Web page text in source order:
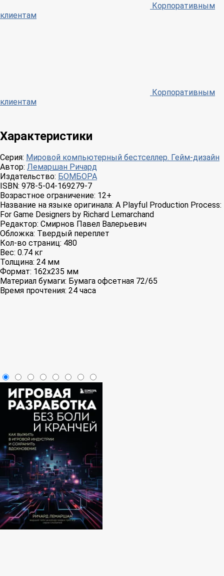
Корпоративным
клиентам
Корпоративным
клиентам
Характеристики
Серия: Мировой компьютерный бестселлер. Гейм-дизайн
Автор: Лемаршан Ричард
Издательство: БОМБОРА
ISBN: 978-5-04-169279-7
Возрастное ограничение: 12+
Название на языке оригинала: A Playful Production Process:
For Game Designers by Richard Lemarchand
Редактор: Смирнов Павел Валерьевич
Обложка: Твердый переплет
Кол-во страниц: 480
Вес: 0.74 кг
Толщина: 24 мм
Формат: 162x235 мм
Материал бумаги: Бумага офсетная 72/65
Время прочтения: 24 часа